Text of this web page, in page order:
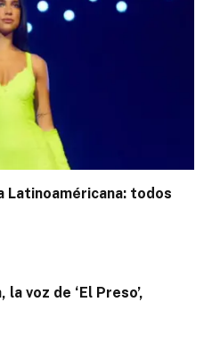
Latinoaméricana: todos
la voz de ‘El Preso’,